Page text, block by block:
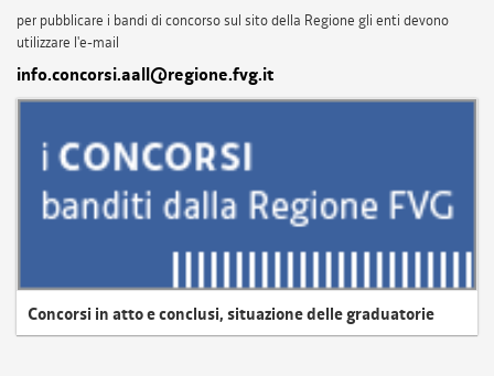
per pubblicare i bandi di concorso sul sito della Regione gli enti devono
utilizzare l'e-mail
info.concorsi.aall@regione.fvg.it
Concorsi in atto e conclusi, situazione delle graduatorie